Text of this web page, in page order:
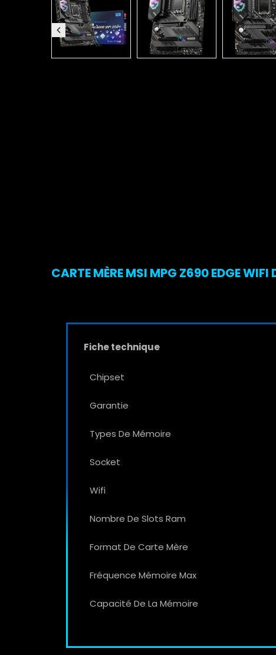
CARTE MÈRE MSI MPG Z690 EDGE WIFI
Fiche technique
Chipset
Garantie
Types De Mémoire
Socket
Wifi
Nombre De Slots Ram
Format De Carte Mère
Fréquence Mémoire Max
Capacité De La Mémoire